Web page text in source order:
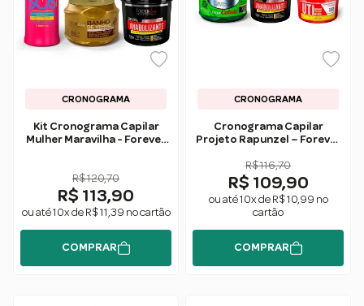
CRONOGRAMA
Kit Cronograma Capilar
Mulher Maravilha - Forever
R$ 120,70
R$ 113,90
ou até 10x de R$ 11,39 no cartão
COMPRAR
CRONOGRAMA
Cronograma Capilar
Projeto Rapunzel – Forever
R$ 116,70
R$ 109,90
ou até 10x de R$ 10,99 no
cartão
COMPRAR